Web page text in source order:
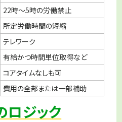
22時〜5時の労働禁止
所定労働時間の短縮
テレワーク
有給かつ時間単位取得など
コアタイムなしも可
費用の全部または一部補助
ロジック